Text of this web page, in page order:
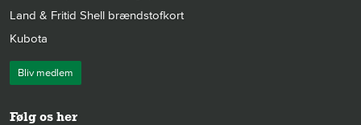
Land & Fritid Shell brændstofkort
Kubota
Bliv medlem
Følg os her